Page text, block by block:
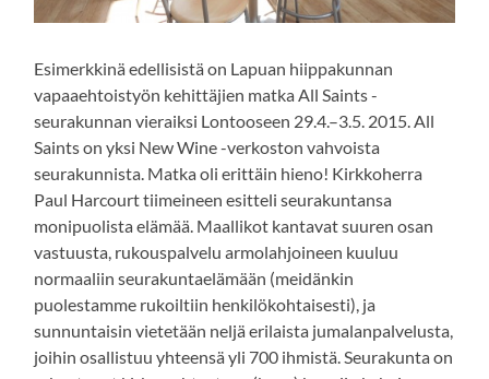
Esimerkkinä edellisistä on Lapuan hiippakunnan
vapaaehtoistyön kehittäjien matka All Saints -
seurakunnan vieraiksi Lontooseen 29.4.–3.5. 2015. All
Saints on yksi New Wine -verkoston vahvoista
seurakunnista. Matka oli erittäin hieno! Kirkkoherra
Paul Harcourt tiimeineen esitteli seurakuntansa
monipuolista elämää. Maallikot kantavat suuren osan
vastuusta, rukouspalvelu armolahjoineen kuuluu
normaaliin seurakuntaelämään (meidänkin
puolestamme rukoiltiin henkilökohtaisesti), ja
sunnuntaisin vietetään neljä erilaista jumalanpalvelusta,
joihin osallistuu yhteensä yli 700 ihmistä. Seurakunta on